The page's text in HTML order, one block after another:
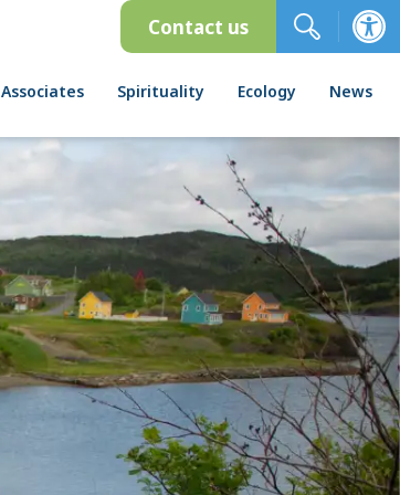
Associates Spirituality Ecology News
Contact us